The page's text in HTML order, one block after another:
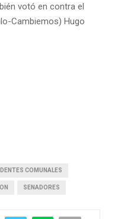
votó en contra el
Cambiemos) Hugo
COMUNALES
SENADORES